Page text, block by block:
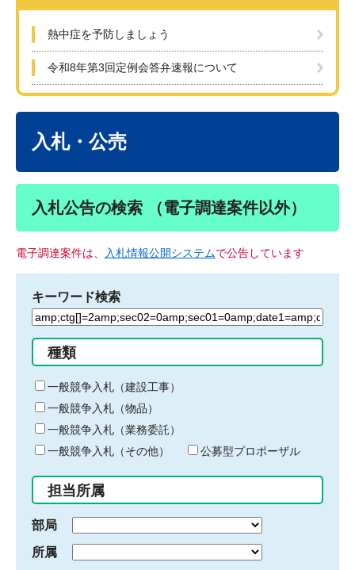
熱中症を予防しましょう
令和8年第3回定例会答弁速報について
入札・公売
入札公告の検索 （電子調達案件以外）
電子調達案件は、 入札情報公開システムで公告しています
キーワード検索
検
る
キ
ー
ワ
ー
ド
入
力
種類
一般競争入札（建設工事）
一般競争入札（物品）
一般競争入札（業務委託）
一般競争入札（その他）
公募型プロポーザル
担当所属
部局
所属